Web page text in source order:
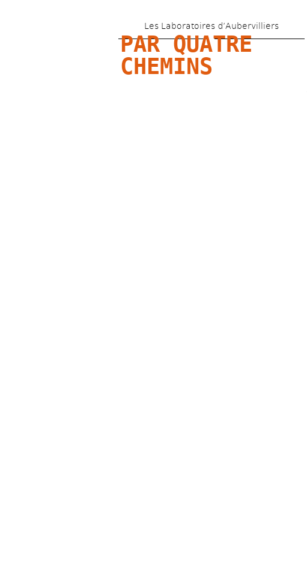
Les Laboratoires d’Aubervilliers
PAR QUATRE
CHEMINS